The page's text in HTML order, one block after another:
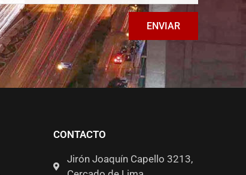
ENVIAR
CONTACTO
Jirón Joaquín Capello 3213,